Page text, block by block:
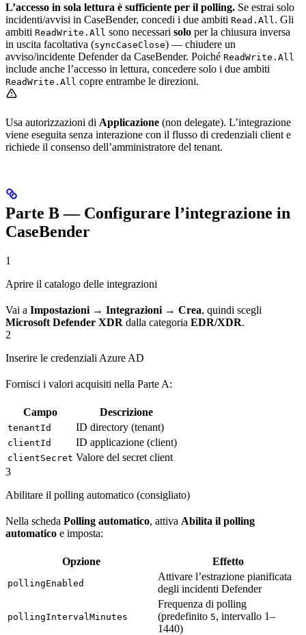
L’accesso in sola lettura è sufficiente per il polling. Se estrai solo
incidenti/avvisi in CaseBender, concedi i due ambiti Read.All . Gli
ambiti ReadWrite.All sono necessari solo per la chiusura inversa
in uscita facoltativa (syncCaseClose) — chiudere un
avviso/incidente Defender da CaseBender. Poiché ReadWrite.All
include anche l’accesso in lettura, concedere solo i due ambiti
ReadWrite.All copre entrambe le direzioni.
Usa autorizzazioni di Applicazione (non delegate). L’integrazione
viene eseguita senza interazione con il flusso di credenziali client e
richiede il consenso dell’amministratore del tenant.
Parte B — Configurare l’integrazione in
CaseBender
1
Aprire il catalogo delle integrazioni
Vai a Impostazioni → Integrazioni → Crea, quindi scegli
Microsoft Defender XDR dalla categoria EDR/XDR.
2
Inserire le credenziali Azure AD
Fornisci i valori acquisiti nella Parte A:
Campo Descrizione
tenantId ID directory (tenant)
clientId ID applicazione (client)
clientSecret Valore del secret client
3
Abilitare il polling automatico (consigliato)
Nella scheda Polling automatico, attiva Abilita il polling
automatico e imposta:
Opzione Effetto
pollingEnabled
Attivare l’estrazione pianificata
degli incidenti Defender
pollingIntervalMinutes
Frequenza di polling
(predefinito 5, intervallo 1–
1440)